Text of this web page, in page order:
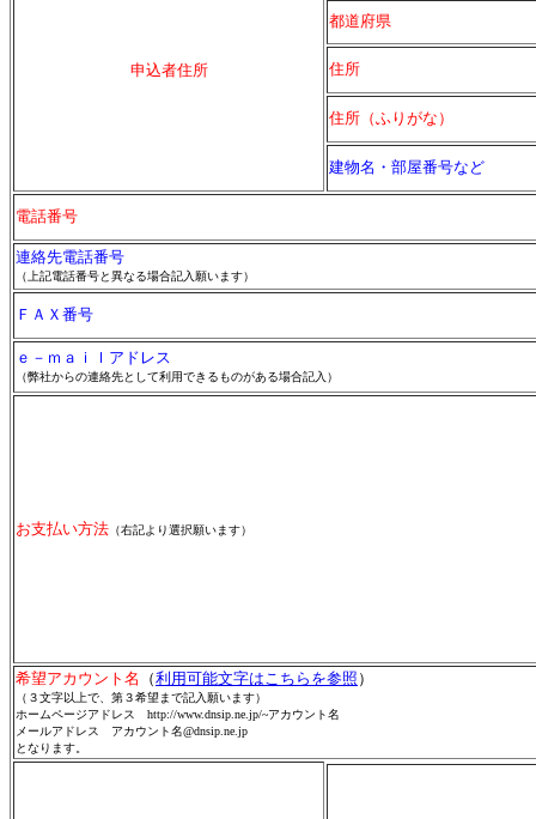
申込者住所
都道府県
住所
住所（ふりがな）
建物名・部屋番号など
電話番号
連絡先電話番号
（上記電話番号と異なる場合記入願います）
ＦＡＸ番号
ｅ－ｍａｉｌアドレス
（弊社からの連絡先として利用できるものがある場合記入）
お支払い方法 （右記より選択願います）
希望アカウント名 （利用可能文字はこちらを参照 ）
（３文字以上で、第３希望まで記入願います）
ホームページアドレス http://www.dnsip.ne.jp/~アカウント名
メールアドレス アカウント名@dnsip.ne.jp
となります。